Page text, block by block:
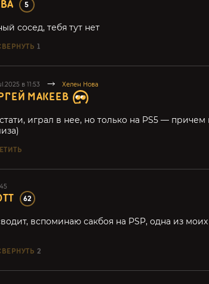
5
сосед, тебя тут нет
1
в 11:53 Хелен Нова
МАКЕЕВ
играл в нее, но только на PS5 —
62
вспоминаю сакбоя на PSP, одна из
2